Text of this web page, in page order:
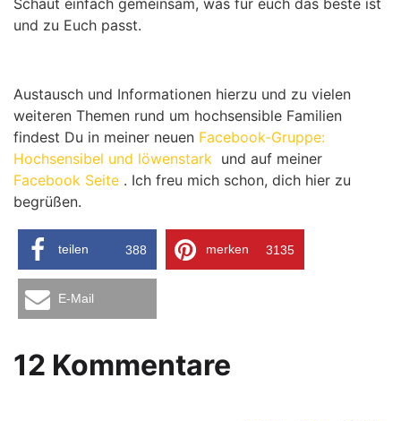
und zu Euch passt.
Austausch und Informationen hierzu und zu vielen
weiteren Themen rund um hochsensible Familien
findest Du in meiner neuen Facebook-Gruppe:
Hochsensibel und löwenstark und auf meiner
Facebook Seite . Ich freu mich schon, dich hier zu
begrüßen.
teilen 388 merken 3135
E-Mail
12 Kommentare